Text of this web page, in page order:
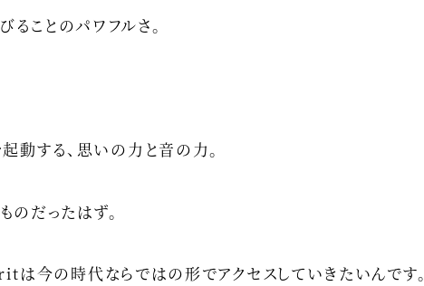
ことのパワフルさ。
動する、思いの力と音の力。
のだったはず。
は今の時代ならではの形でアクセスしていきたいんです。